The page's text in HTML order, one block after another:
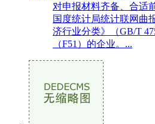
对申报材料齐备、合适
国度统计局统计联网曲
济行业分类》（GB/T
（F51）的企业。...